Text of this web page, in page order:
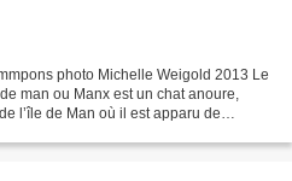
photo Michelle Weigold 2013 Le
man ou Manx est un chat anoure,
l’île de Man où il est apparu de